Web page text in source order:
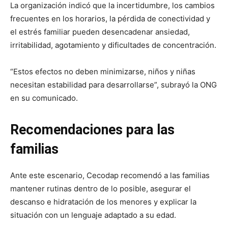
La organización indicó que la incertidumbre, los cambios
frecuentes en los horarios, la pérdida de conectividad y
el estrés familiar pueden desencadenar ansiedad,
irritabilidad, agotamiento y dificultades de concentración.
“Estos efectos no deben minimizarse, niños y niñas
necesitan estabilidad para desarrollarse”, subrayó la ONG
en su comunicado.
Recomendaciones para las
familias
Ante este escenario, Cecodap recomendó a las familias
mantener rutinas dentro de lo posible, asegurar el
descanso e hidratación de los menores y explicar la
situación con un lenguaje adaptado a su edad.